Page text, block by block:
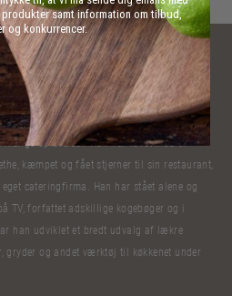
oplevelser. Han har lavet mad til
kæmpet og fået stjerner til sin restaurant,
cateringfirma. Han har stået alene og
TV, forfattet adskillige kogebøger og i
han udviklet et bredt udvalg af lækre
gryder og andet værktøj til køkkenet under
samt information om tilbud,
og konkurrencer.